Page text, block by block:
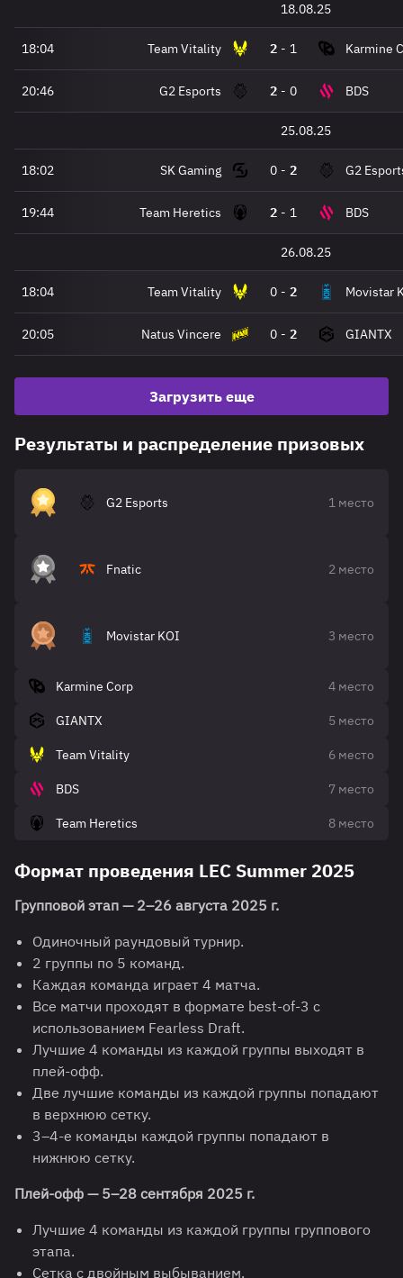
18.08.25
18:04 Team Vitality 2 - 1 Karmine
20:46 G2 Esports 2 - 0 BDS
25.08.25
18:02 SK Gaming 0 - 2 G2
19:44 Team Heretics 2 - 1 BDS
26.08.25
18:04 Team Vitality 0 - 2 Movistar
20:05 Natus Vincere 0 - 2 GIANTX
Загрузить еще
Результаты и распределение призовых
G2 Esports 1 место
Fnatic 2 место
Movistar KOI 3 место
Karmine Corp 4 место
GIANTX 5 место
Team Vitality 6 место
BDS 7 место
Team Heretics 8 место
Формат проведения LEC Summer 2025
Групповой этап — 2–26 августа 2025 г.
Одиночный раундовый турнир.
2 группы по 5 команд.
Каждая команда играет 4 матча.
Все матчи проходят в формате best-of-3 с
использованием Fearless Draft.
Лучшие 4 команды из каждой группы выходят в
плей-офф.
Две лучшие команды из каждой группы попадают
в верхнюю сетку.
3–4-е команды каждой группы попадают в
нижнюю сетку.
Плей-офф — 5–28 сентября 2025 г.
Лучшие 4 команды из каждой группы группового
этапа.
Сетка с двойным выбыванием.